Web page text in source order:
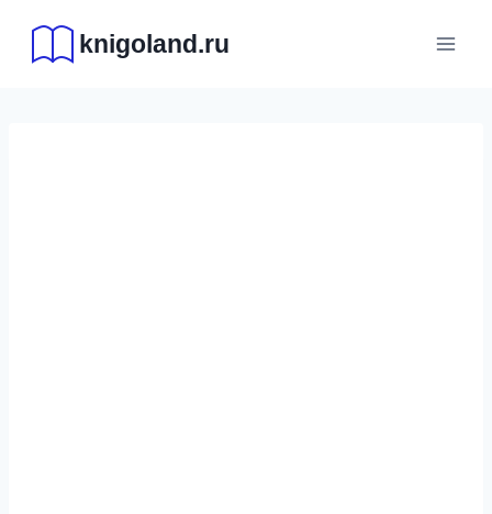
содержимому
knigoland.ru